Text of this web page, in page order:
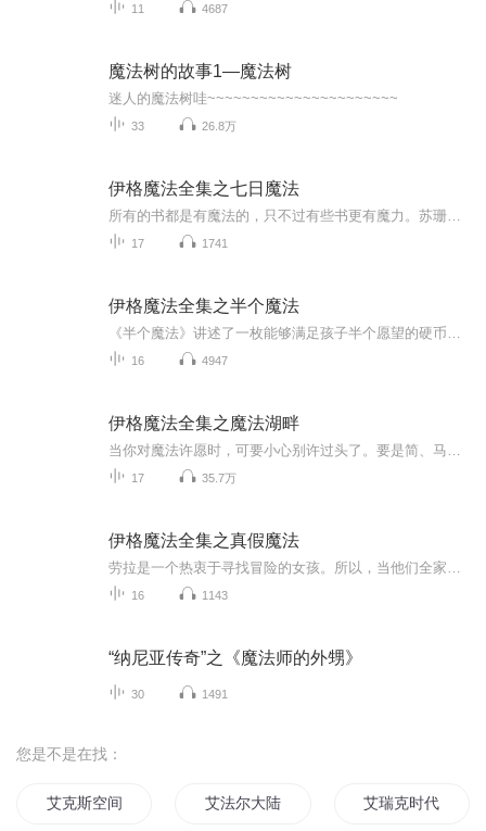
11 4687
魔法树的故事1—魔法树
迷人的魔法树哇~~~~~~~~~~~~~~~~~~~~~~
33 26.8万
伊格魔法全集之七日魔法
17 1741
伊格魔法全集之半个魔法
16 4947
伊格魔法全集之魔法湖畔
17 35.7万
伊格魔法全集之真假魔法
16 1143
“纳尼亚传奇”之《魔法师的外甥》
30 1491
您是不是在找：
艾克斯空间 艾法尔大陆传奇 艾瑞克时代